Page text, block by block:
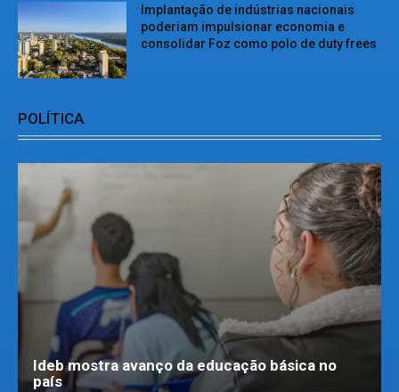
Implantação de indústrias nacionais
poderiam impulsionar economia e
consolidar Foz como polo de duty frees
POLÍTICA
Ideb mostra avanço da educação básica no
país